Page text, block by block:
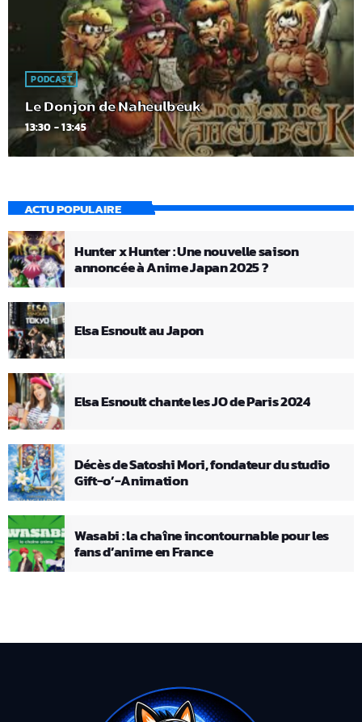
PODCAST
Le Donjon de Naheulbeuk
13:30 - 13:45
ACTU POPULAIRE
Hunter x Hunter : Une nouvelle saison
annoncée à Anime Japan 2025 ?
Elsa Esnoult au Japon
Elsa Esnoult chante les JO de Paris 2024
Décès de Satoshi Mori, fondateur du studio
Gift-o’-Animation
Wasabi : la chaîne incontournable pour les
fans d’anime en France